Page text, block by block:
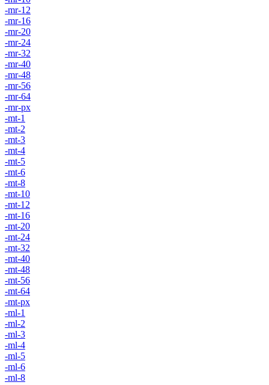
-mr-12
-mr-16
-mr-20
-mr-24
-mr-32
-mr-40
-mr-48
-mr-56
-mr-64
-mr-px
-mt-1
-mt-2
-mt-3
-mt-4
-mt-5
-mt-6
-mt-8
-mt-10
-mt-12
-mt-16
-mt-20
-mt-24
-mt-32
-mt-40
-mt-48
-mt-56
-mt-64
-mt-px
-ml-1
-ml-2
-ml-3
-ml-4
-ml-5
-ml-6
-ml-8